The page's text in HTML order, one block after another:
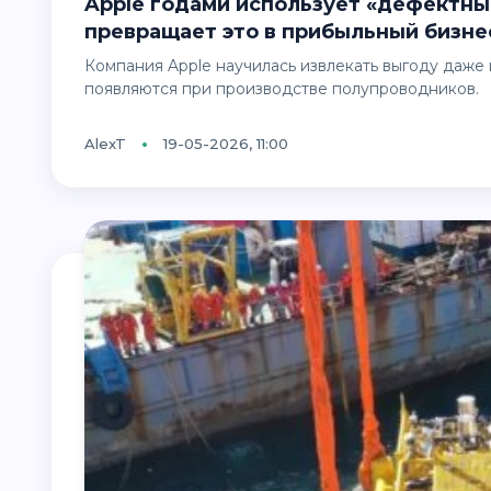
превращает это в прибыльный
Компания Apple научилась извлекать выгоду даже из частично бракованных процессоров, которые
появляются при производстве полупроводников.
AlexT 19-05-2026, 11:00